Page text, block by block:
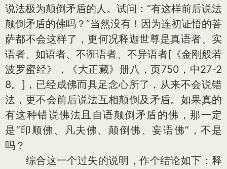
说法极为颠倒矛盾的人。试问：“有这样前后说法
颠倒矛盾的佛吗？”当然没有！因为连初证悟的菩
萨都不会这样了，更何况释迦世尊是真语者、实
语者、如语者、不诳语者、不异语者[《金刚般若
波罗蜜经》，《大正藏》册八，页750，中27-2
8。]，已经成佛而具足念心所了，从来不会说错
法，更不会前后说法互相颠倒及矛盾。如果真的
有这种错说佛法且自语颠倒矛盾的佛，那一定
是“印顺佛、凡夫佛、颠倒佛、妄语佛”，不是
吗？
综合这一个过失的说明，作个结论如下：释